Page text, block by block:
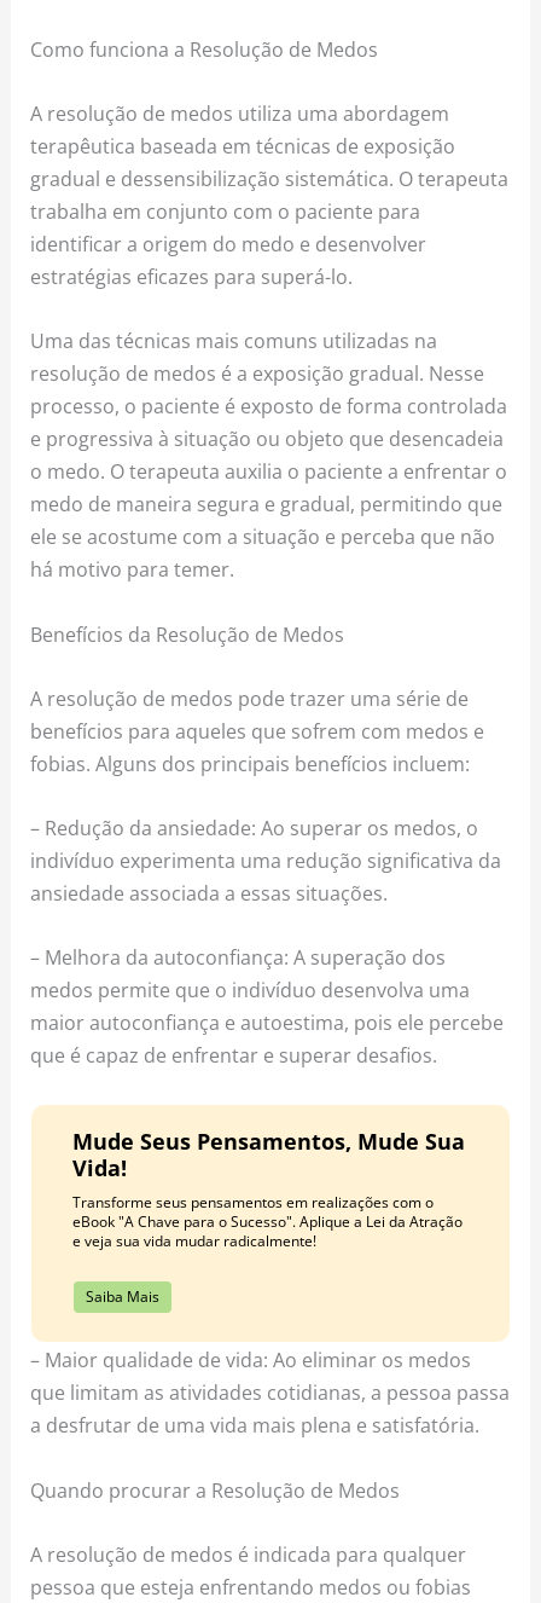
Como funciona a Resolução de Medos
A resolução de medos utiliza uma abordagem
terapêutica baseada em técnicas de exposição
gradual e dessensibilização sistemática. O terapeuta
trabalha em conjunto com o paciente para
identificar a origem do medo e desenvolver
estratégias eficazes para superá-lo.
Uma das técnicas mais comuns utilizadas na
resolução de medos é a exposição gradual. Nesse
processo, o paciente é exposto de forma controlada
e progressiva à situação ou objeto que desencadeia
o medo. O terapeuta auxilia o paciente a enfrentar o
medo de maneira segura e gradual, permitindo que
ele se acostume com a situação e perceba que não
há motivo para temer.
Benefícios da Resolução de Medos
A resolução de medos pode trazer uma série de
benefícios para aqueles que sofrem com medos e
fobias. Alguns dos principais benefícios incluem:
– Redução da ansiedade: Ao superar os medos, o
indivíduo experimenta uma redução significativa da
ansiedade associada a essas situações.
– Melhora da autoconfiança: A superação dos
medos permite que o indivíduo desenvolva uma
maior autoconfiança e autoestima, pois ele percebe
que é capaz de enfrentar e superar desafios.
Mude Seus Pensamentos, Mude Sua
Vida!
Transforme seus pensamentos em realizações com o
eBook "A Chave para o Sucesso". Aplique a Lei da Atração
e veja sua vida mudar radicalmente!
Saiba Mais
– Maior qualidade de vida: Ao eliminar os medos
que limitam as atividades cotidianas, a pessoa passa
a desfrutar de uma vida mais plena e satisfatória.
Quando procurar a Resolução de Medos
A resolução de medos é indicada para qualquer
pessoa que esteja enfrentando medos ou fobias